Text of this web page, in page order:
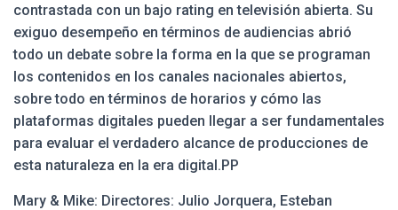
contrastada con un bajo rating en televisión abierta. Su
exiguo desempeño en términos de audiencias abrió
todo un debate sobre la forma en la que se programan
los contenidos en los canales nacionales abiertos,
sobre todo en términos de horarios y cómo las
plataformas digitales pueden llegar a ser fundamentales
para evaluar el verdadero alcance de producciones de
esta naturaleza en la era digital.PP
Mary & Mike: Directores: Julio Jorquera, Esteban